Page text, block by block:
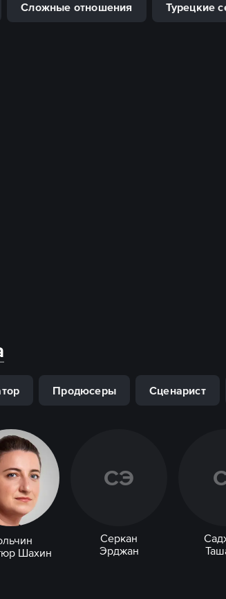
Сложные отношения Турецкие
Продюсеры Сценарист
Шахин
СЭ
Серкан
Эрджан